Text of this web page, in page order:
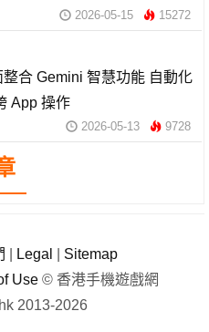
2026-05-15 15272
合 Gemini 智慧功能 自動化
App 操作
2026-05-13 9728
Legal
Sitemap
Use © 香港手機遊戲網
2013-2026